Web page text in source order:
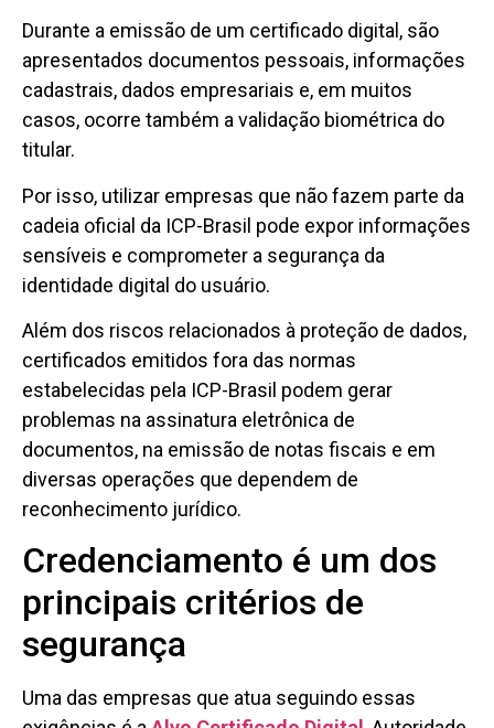
Durante a emissão de um certificado digital, são
apresentados documentos pessoais, informações
cadastrais, dados empresariais e, em muitos
casos, ocorre também a validação biométrica do
titular.
Por isso, utilizar empresas que não fazem parte da
cadeia oficial da ICP-Brasil pode expor informações
sensíveis e comprometer a segurança da
identidade digital do usuário.
Além dos riscos relacionados à proteção de dados,
certificados emitidos fora das normas
estabelecidas pela ICP-Brasil podem gerar
problemas na assinatura eletrônica de
documentos, na emissão de notas fiscais e em
diversas operações que dependem de
reconhecimento jurídico.
Credenciamento é um dos
principais critérios de
segurança
Uma das empresas que atua seguindo essas